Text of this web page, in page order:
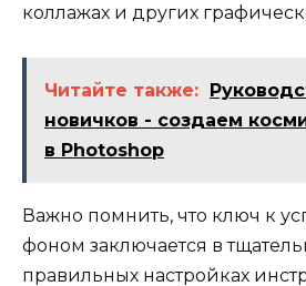
коллажах и других
Читайте также:
новичков - создаем
в Photoshop
Важно помнить, что ключ к
фоном заключается в
правильных настройках